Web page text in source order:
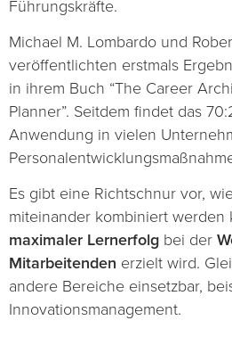
Führungskräfte.
Michael M. Lombardo und
veröffentlichten erstmals
in ihrem Buch “The Career
Planner”. Seitdem findet das
Anwendung in vielen
Es gibt eine Richtschnur vor,
miteinander kombiniert werden
maximaler Lernerfolg bei der
Mitarbeitenden erzielt wird.
andere Bereiche einsetzbar,
Innovationsmanagement.